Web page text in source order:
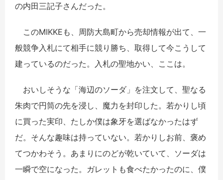
の内田三記子さんだった。
このMIKKEも、周防大島町から売却情報が出て、一
般競争入札にて相手に競り勝ち、取得して今こうして
建っているのだった。入札の聖地かい、ここは。
おいしそうな「海辺のソーダ」を注文して、聖なる
朱肉で円筒の先を浸し、魔力を封印した。若かりし頃
に買った実印、たしか僕は象牙を選ばなかったはず
だ。そんな趣味は持っていない。若かりしお前、褒め
てつかわそう。あまりにのどが乾いていて、ソーダは
一瞬で空になった。ガレットも食べたかったのに、僕